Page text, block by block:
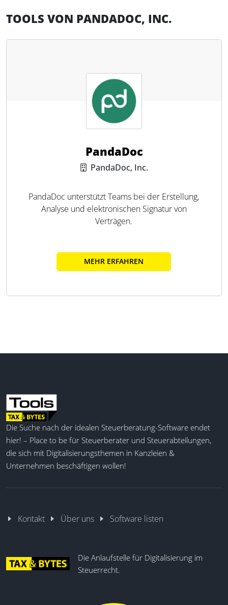
TOOLS VON PANDADOC, INC.
PandaDoc
PandaDoc, Inc.
PandaDoc unterstützt Teams bei der Erstellung,
Analyse und elektronischen Signatur von
Verträgen.
MEHR ERFAHREN
Die Suche nach der idealen Steuerberatung-Software endet
hier! – Place to be für Steuerberater und Steuerabteilungen,
die sich mit Digitalisierungsthemen in Kanzleien &
Unternehmen beschäftigen wollen!
Kontakt Über uns Software listen
Die Anlaufstelle für Digitalisierung im
Steuerrecht.